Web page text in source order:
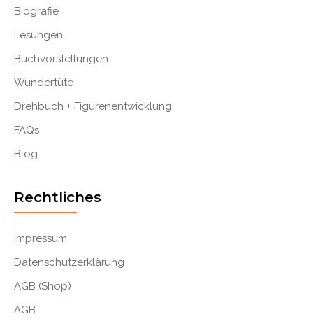
Biografie
Lesungen
Buchvorstellungen
Wundertüte
Drehbuch + Figurenentwicklung
FAQs
Blog
Rechtliches
Impressum
Datenschutzerklärung
AGB (Shop)
AGB